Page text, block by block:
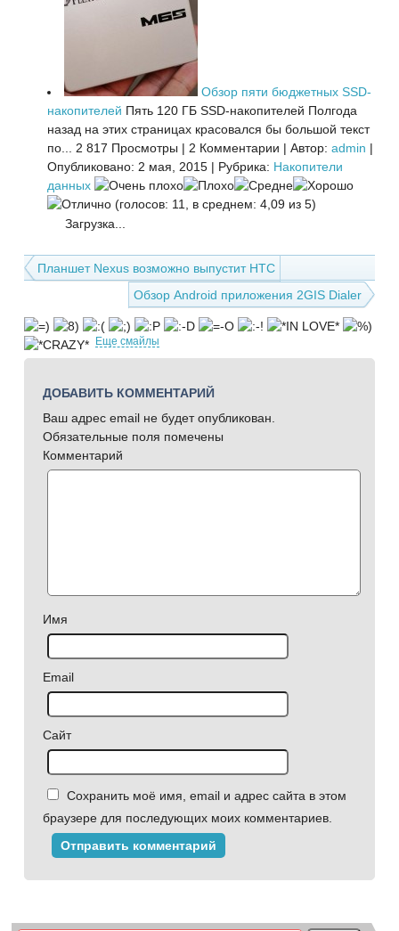
Обзор пяти бюджетных SSD-
накопителей Пять 120 ГБ SSD-накопителей Полгода
назад на этих страницах красовался бы большой текст
по...
2 817 Просмотры | 2 Комментарии | Автор: admin |
Опубликовано: 2 мая, 2015 | Рубрика: Накопители
данных
(голосов: 11, в среднем: 4,09 из 5)
Загрузка...
Планшет Nexus возможно выпустит HTC
Обзор Android приложения 2GIS Dialer
Еще смайлы
ДОБАВИТЬ КОММЕНТАРИЙ
Ваш адрес email не будет опубликован.
Обязательные поля помечены
Комментарий
Имя
Email
Сайт
Сохранить моё имя, email и адрес сайта в этом
браузере для последующих моих комментариев.